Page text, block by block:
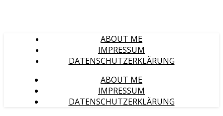
ABOUT ME
IMPRESSUM
DATENSCHUTZERKLÄRUNG
ABOUT ME
IMPRESSUM
DATENSCHUTZERKLÄRUNG